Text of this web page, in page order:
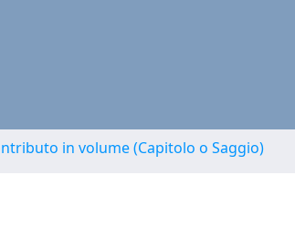
in volume (Capitolo o Saggio)